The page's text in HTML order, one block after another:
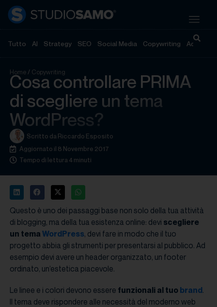
Tutto AI Strategy SEO Social Media Copywriting
Home/ Copywriting
Cosa controllare PRIMA
di scegliere un tema
WordPress?
Scritto da Riccardo Esposito
Aggiornato il 8 Novembre 2017
Tempo di lettura 4 minuti
Questo è uno dei passaggi base non solo della tua attività
di blogging, ma della tua esistenza online: devi scegliere
un tema WordPress, devi fare in modo che il tuo
progetto abbia gli strumenti per presentarsi al pubblico. Ad
esempio devi avere un header organizzato, un footer
ordinato, un’estetica piacevole.
Le linee e i colori devono essere funzionali al tuo brand.
Il tema deve rispondere alle necessità del moderno web